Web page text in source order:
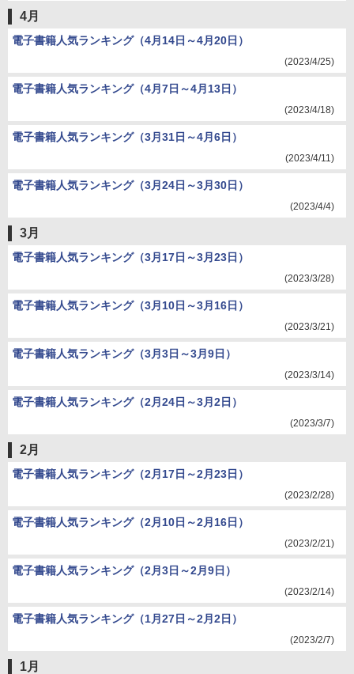
4月
電子書籍人気ランキング（4月14日～4月20日）
(2023/4/25)
電子書籍人気ランキング（4月7日～4月13日）
(2023/4/18)
電子書籍人気ランキング（3月31日～4月6日）
(2023/4/11)
電子書籍人気ランキング（3月24日～3月30日）
(2023/4/4)
3月
電子書籍人気ランキング（3月17日～3月23日）
(2023/3/28)
電子書籍人気ランキング（3月10日～3月16日）
(2023/3/21)
電子書籍人気ランキング（3月3日～3月9日）
(2023/3/14)
電子書籍人気ランキング（2月24日～3月2日）
(2023/3/7)
2月
電子書籍人気ランキング（2月17日～2月23日）
(2023/2/28)
電子書籍人気ランキング（2月10日～2月16日）
(2023/2/21)
電子書籍人気ランキング（2月3日～2月9日）
(2023/2/14)
電子書籍人気ランキング（1月27日～2月2日）
(2023/2/7)
1月